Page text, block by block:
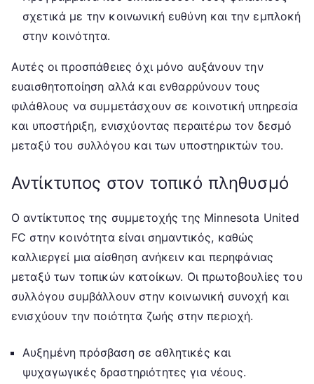
σχετικά με την κοινωνική ευθύνη και την εμπλοκή
στην κοινότητα.
Αυτές οι προσπάθειες όχι μόνο αυξάνουν την
ευαισθητοποίηση αλλά και ενθαρρύνουν τους
φιλάθλους να συμμετάσχουν σε κοινοτική υπηρεσία
και υποστήριξη, ενισχύοντας περαιτέρω τον δεσμό
μεταξύ του συλλόγου και των υποστηρικτών του.
Αντίκτυπος στον τοπικό πληθυσμό
Ο αντίκτυπος της συμμετοχής της Minnesota United
FC στην κοινότητα είναι σημαντικός, καθώς
καλλιεργεί μια αίσθηση ανήκειν και περηφάνιας
μεταξύ των τοπικών κατοίκων. Οι πρωτοβουλίες του
συλλόγου συμβάλλουν στην κοινωνική συνοχή και
ενισχύουν την ποιότητα ζωής στην περιοχή.
Αυξημένη πρόσβαση σε αθλητικές και
ψυχαγωγικές δραστηριότητες για νέους.